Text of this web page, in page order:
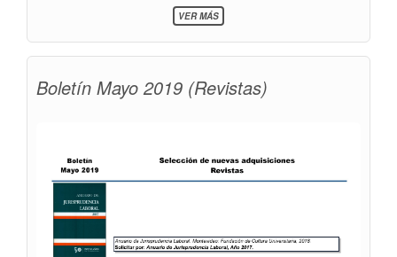
VER MÁSSOBRE
JORNADAS
CENTRO
DE
Boletín Mayo 2019 (Revistas)